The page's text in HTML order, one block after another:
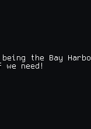
the Bay
need!